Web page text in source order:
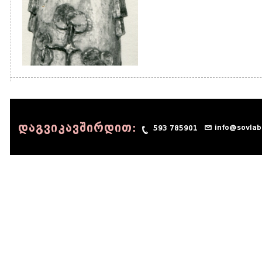
დაგვიკავშირდით: 593 785901